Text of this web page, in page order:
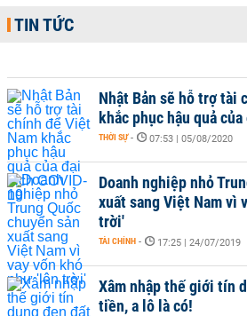
TIN TỨC
Nhật Bản sẽ hỗ trợ tài
khắc phục hậu quả
THỜI SỰ - 07:53 | 05/08/2020
Doanh nghiệp nhỏ
xuất sang Việt Nam vì
trời'
TÀI CHÍNH - 17:25 | 24/07/2019
Xâm nhập thế giới tín
tiền, a lô là có!